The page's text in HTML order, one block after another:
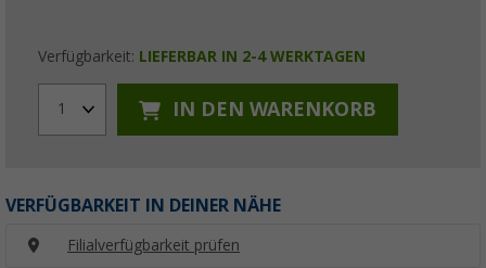
Verfügbarkeit: LIEFERBAR IN 2-4 WERKTAGEN
1 IN DEN WARENKORB
VERFÜGBARKEIT IN DEINER NÄHE
Filialverfügbarkeit prüfen